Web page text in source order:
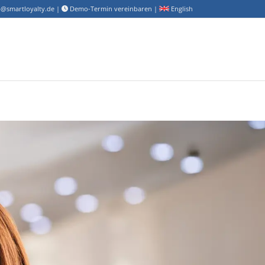
| Demo-Termin vereinbaren | English
Jetzt informieren!
Ihr Unternehmen*
Ihr Name*